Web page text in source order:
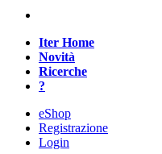
Iter Home
Novità
Ricerche
?
eShop
Registrazione
Login